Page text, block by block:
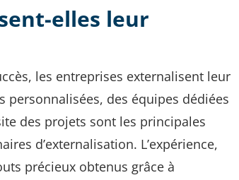
elles leur
les entreprises externalisent leur
personnalisées, des équipes dédiées
des projets sont les principales
d’externalisation. L’expérience,
précieux obtenus grâce à